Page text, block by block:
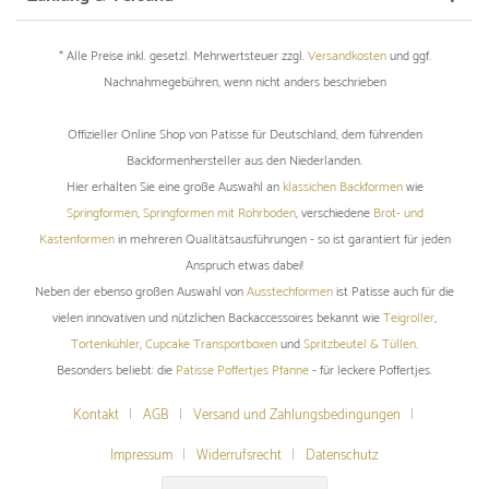
* Alle Preise inkl. gesetzl. Mehrwertsteuer zzgl.Versandkostenund ggf.
Nachnahmegebühren, wenn nicht anders beschrieben
Offizieller Online Shop von Patisse für Deutschland, dem führenden
Backformenhersteller aus den Niederlanden.
Hier erhalten Sie eine große Auswahl an klassichen Backformenwie
Springformen,Springformen mit Rohrboden, verschiedene Brot- und
Kastenformenin mehreren Qualitätsausführungen - so ist garantiert für jeden
Anspruch etwas dabei!
Neben der ebenso großen Auswahl vonAusstechformenist Patisse auch für die
vielen innovativen und nützlichen Backaccessoires bekannt wieTeigroller,
Tortenkühler,Cupcake TransportboxenundSpritzbeutel & Tüllen.
Besonders beliebt: die Patisse Poffertjes Pfanne- für leckere Poffertjes.
Kontakt AGB
Versand und Zahlungsbedingungen
Impressum
Widerrufsrecht Datenschutz